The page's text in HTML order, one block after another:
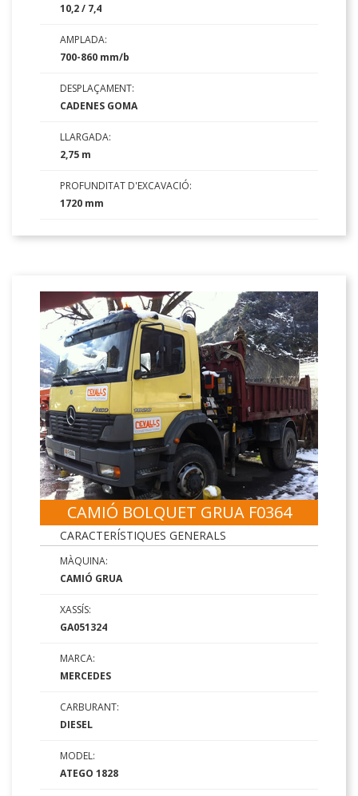
10,2 / 7,4
AMPLADA:
700-860 mm/b
DESPLAÇAMENT:
CADENES GOMA
LLARGADA:
2,75 m
PROFUNDITAT D'EXCAVACIÓ:
1720 mm
CAMIÓ BOLQUET GRUA F0364
CARACTERÍSTIQUES GENERALS
MÀQUINA:
CAMIÓ GRUA
XASSÍS:
GA051324
MARCA:
MERCEDES
CARBURANT:
DIESEL
MODEL:
ATEGO 1828